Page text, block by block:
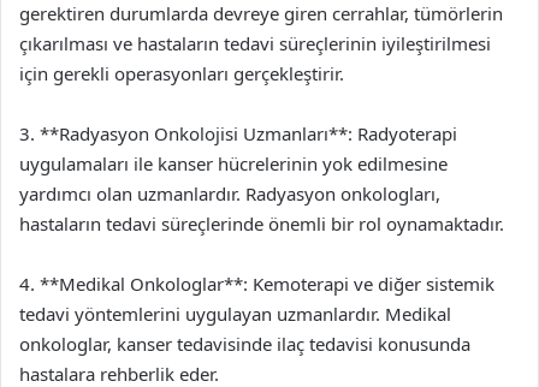
gerektiren durumlarda devreye giren cerrahlar, tümörlerin
çıkarılması ve hastaların tedavi süreçlerinin iyileştirilmesi
için gerekli operasyonları gerçekleştirir.
3. **Radyasyon Onkolojisi Uzmanları**: Radyoterapi
uygulamaları ile kanser hücrelerinin yok edilmesine
yardımcı olan uzmanlardır. Radyasyon onkologları,
hastaların tedavi süreçlerinde önemli bir rol oynamaktadır.
4. **Medikal Onkologlar**: Kemoterapi ve diğer sistemik
tedavi yöntemlerini uygulayan uzmanlardır. Medikal
onkologlar, kanser tedavisinde ilaç tedavisi konusunda
hastalara rehberlik eder.